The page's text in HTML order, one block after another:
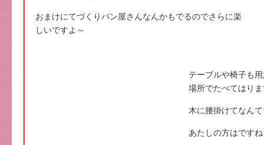
おまけにてづくりパン屋さんなんかもでるのでさらに楽
しいですよ～
テーブルや椅子も
場所でたべてはり
木に腰掛けてなん
あたしの方はですね